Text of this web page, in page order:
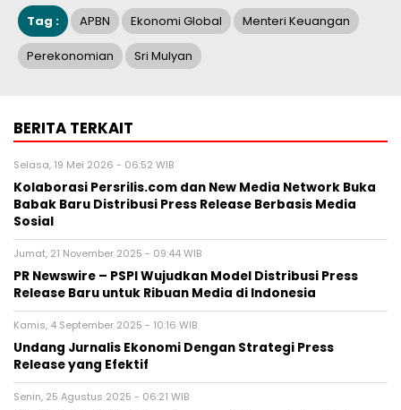
Tag : APBN Ekonomi Global Menteri Keuangan
Perekonomian Sri Mulyan
BERITA TERKAIT
Selasa, 19 Mei 2026 - 06:52 WIB
Kolaborasi Persrilis.com dan New Media Network Buka
Babak Baru Distribusi Press Release Berbasis Media
Sosial
Jumat, 21 November 2025 - 09:44 WIB
PR Newswire – PSPI Wujudkan Model Distribusi Press
Release Baru untuk Ribuan Media di Indonesia
Kamis, 4 September 2025 - 10:16 WIB
Undang Jurnalis Ekonomi Dengan Strategi Press
Release yang Efektif
Senin, 25 Agustus 2025 - 06:21 WIB